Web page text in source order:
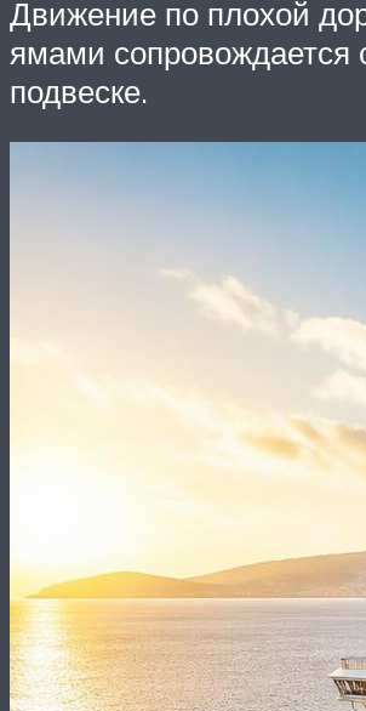
Движение по плохой
ямами сопровождается
подвеске.